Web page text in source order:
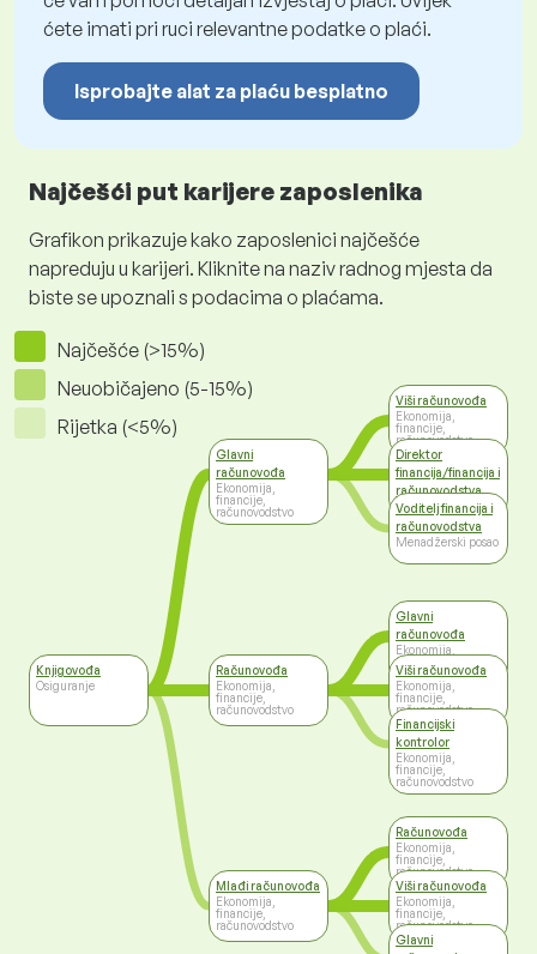
ćete imati pri ruci relevantne podatke o plaći.
Isprobajte alat za plaću besplatno
Najčešći put karijere zaposlenika
Grafikon prikazuje kako zaposlenici najčešće
napreduju u karijeri. Kliknite na naziv radnog mjesta da
biste se upoznali s podacima o plaćama.
Najčešće (>15%)
Neuobičajeno (5-15%)
Rijetka (<5%)
Knjigovođa
Osiguranje
Glavni
računovođa
Ekonomija,
financije,
računovodstvo
Računovođa
Ekonomija,
financije,
računovodstvo
Mlađi računovođa
Ekonomija,
financije,
računovodstvo
Viši računovođa
Ekonomija,
financije,
računovodstvo
Direktor
financija/financija i
računovodstva
Top management
Voditelj financija i
računovodstva
Menadžerski posao
Glavni
računovođa
Ekonomija,
financije,
računovodstvo
Viši računovođa
Ekonomija,
financije,
računovodstvo
Financijski
kontrolor
Ekonomija,
financije,
računovodstvo
Računovođa
Ekonomija,
financije,
računovodstvo
Viši računovođa
Ekonomija,
financije,
računovodstvo
Glavni